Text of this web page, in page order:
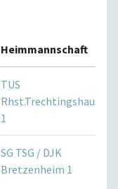
Heimmannschaft
TUS
Rhst.Trechtingshausen
1
SG TSG / DJK
Bretzenheim 1